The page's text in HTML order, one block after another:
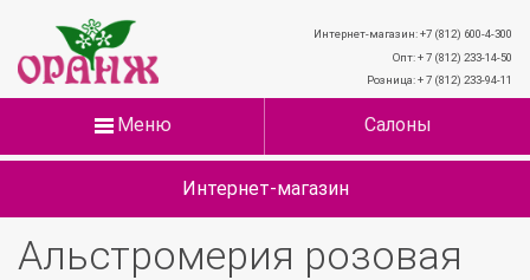
Интернет-магазин: +7 (812) 600-4-300
Опт: + 7 (812) 233-14-50
Розница: + 7 (812) 233-94-11
Меню Салоны
Интернет-магазин
Альстромерия розовая